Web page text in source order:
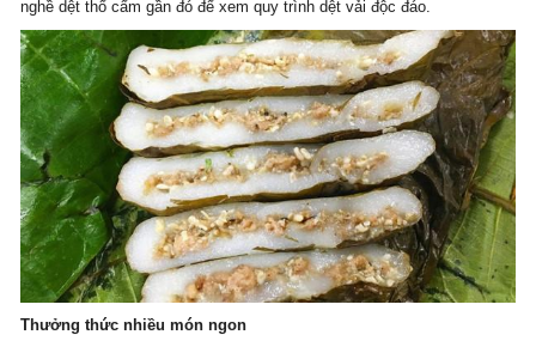
nghề dệt thổ cẩm gần đó để xem quy trình dệt vải độc đáo.
Thưởng thức nhiều món ngon